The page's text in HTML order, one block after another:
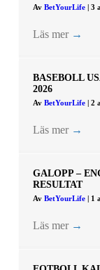
Av BetYourLife 3
Läs mer →
BASEBOLL
2026
Av BetYourLife 2
Läs mer →
GALOPP –
RESULTAT
Av BetYourLife 1
Läs mer →